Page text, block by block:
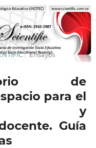
/ Ensayos
de
para el
y
Guía